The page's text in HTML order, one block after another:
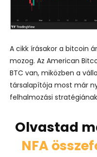
A cikk írásakor a bitcoin
mozog. Az American
BTC van, miközben a
társalapítója most már
felhalmozási
Olvastad
NFA